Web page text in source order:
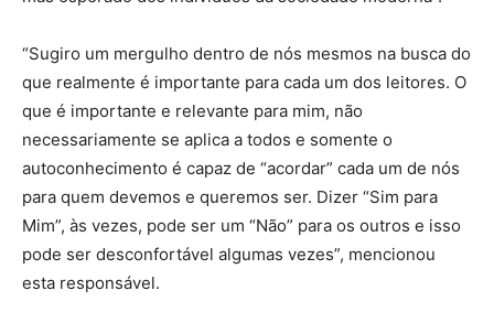
“Sugiro um mergulho dentro de nós mesmos na busca do
que realmente é importante para cada um dos leitores. O
que é importante e relevante para mim, não
necessariamente se aplica a todos e somente o
autoconhecimento é capaz de “acordar” cada um de nós
para quem devemos e queremos ser. Dizer “Sim para
Mim”, às vezes, pode ser um “Não” para os outros e isso
pode ser desconfortável algumas vezes”, mencionou
esta responsável.